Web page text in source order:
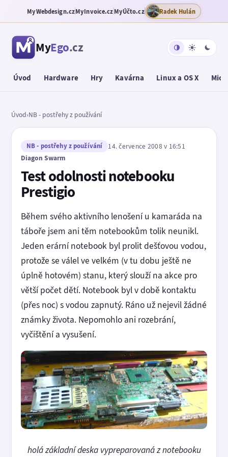
MyWebdesign.czMyInvoice.czMyÚčto.cz Radek Hulán
MyEgo.cz
Úvod Hardware Hry Kavárna Linux a OS X
Úvod›NB - postřehy z používání
NB - postřehy z používání
14. července 2008 v 16:51
Diagon Swarm
Test odolnosti notebooku
Prestigio
Během svého aktivního lenošení u kamaráda na
táboře jsem ani těm notebookům tolik neunikl.
Jeden erární notebook byl prolit dešťovou vodou,
protože se válel ve velkém (v tu dobu ještě ne
úplně hotovém) stanu, který slouží na akce pro
větší počet dětí. Notebook byl v době kontaktu
(přes noc) s vodou zapnutý. Ráno už nejevil žádné
známky života. Nepomohlo ani rozebrání,
vyčištění a vysušení.
holá základní deska vypreparovaná z notebooku